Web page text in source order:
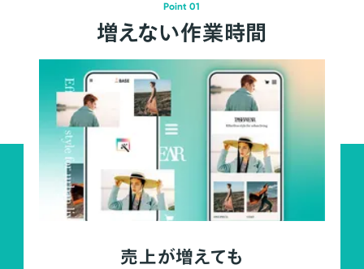
Point 01
増えない作業時間
売上が増えても